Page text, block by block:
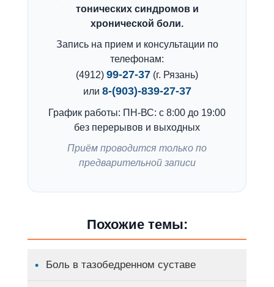
тонических синдромов и
хронической боли.
Запись на прием и консультации по
телефонам:
(4912) 99-27-37 (г. Рязань)
или 8-(903)-839-27-37
График работы: ПН-ВС: с 8:00 до 19:00
без перерывов и выходных
Приём проводится только по
предварительной записи
Похожие темы:
Боль в тазобедренном суставе